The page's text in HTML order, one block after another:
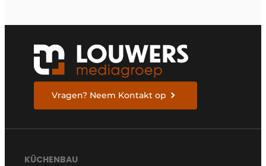
Vragen? Neem Kontakt op
KÜCHENBAU